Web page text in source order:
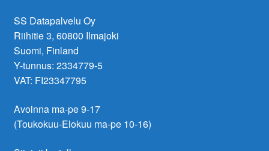
SS Datapalvelu Oy
Riihitie 3, 60800 Ilmajoki
Suomi, Finland
Y-tunnus: 2334779-5
VAT: FI23347795
Avoinna ma-pe 9-17
(Toukokuu-Elokuu ma-pe 10-16)